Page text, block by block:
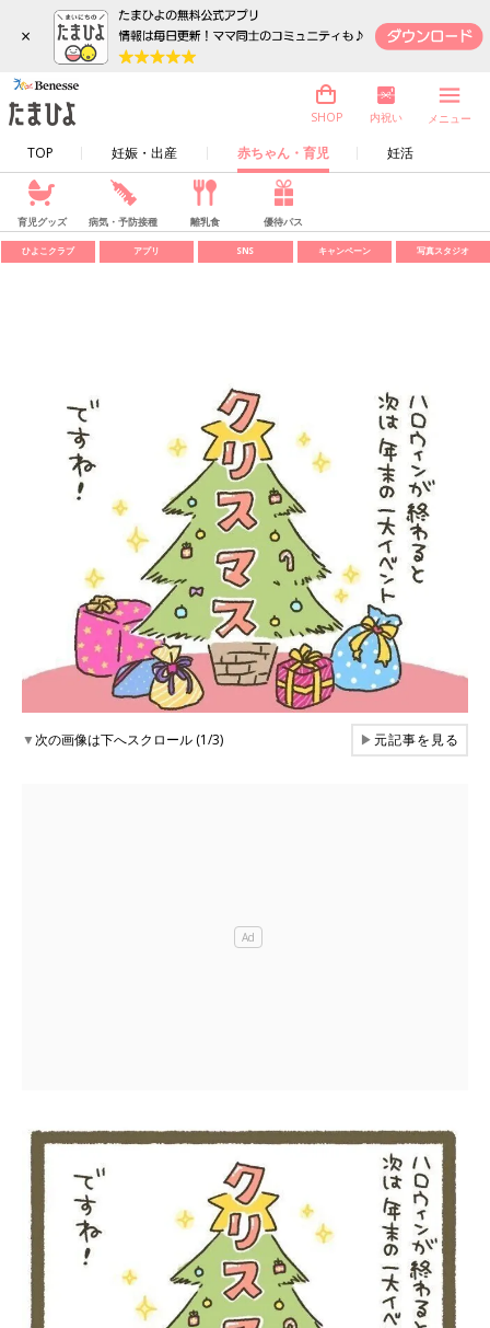
×
TOP 妊娠・出産 赤ちゃん・育児 妊活
SHOP 内祝い メニュー
育児グッズ 病気・予防接種 離乳食 優待パス
ひよこクラブ アプリ SNS キャンペーン 写真スタジオ
▼次の画像は下へスクロール (1/3) ▶元記事を見る